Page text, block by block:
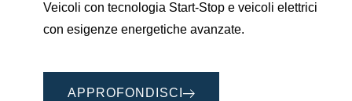
Veicoli con tecnologia Start-Stop e veicoli elettrici
con esigenze energetiche avanzate.
APPROFONDISCI